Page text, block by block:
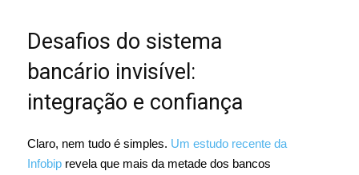
Desafios do sistema
bancário invisível:
integração e confiança
Claro, nem tudo é simples. Um estudo recente da
Infobip revela que mais da metade dos bancos